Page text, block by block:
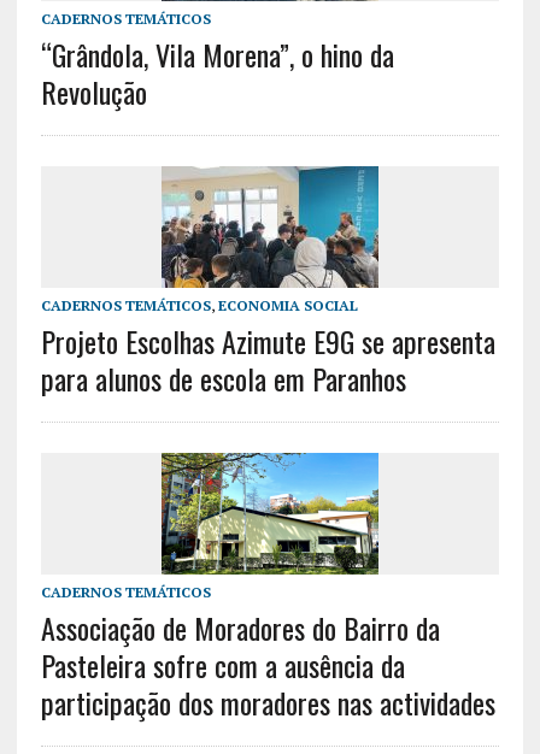
CADERNOS TEMÁTICOS
“Grândola, Vila Morena”, o hino da
Revolução
CADERNOS TEMÁTICOS, ECONOMIA SOCIAL
Projeto Escolhas Azimute E9G se apresenta
para alunos de escola em Paranhos
CADERNOS TEMÁTICOS
Associação de Moradores do Bairro da
Pasteleira sofre com a ausência da
participação dos moradores nas actividades